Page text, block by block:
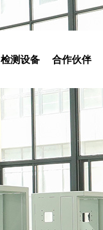
检测设备 合作伙伴